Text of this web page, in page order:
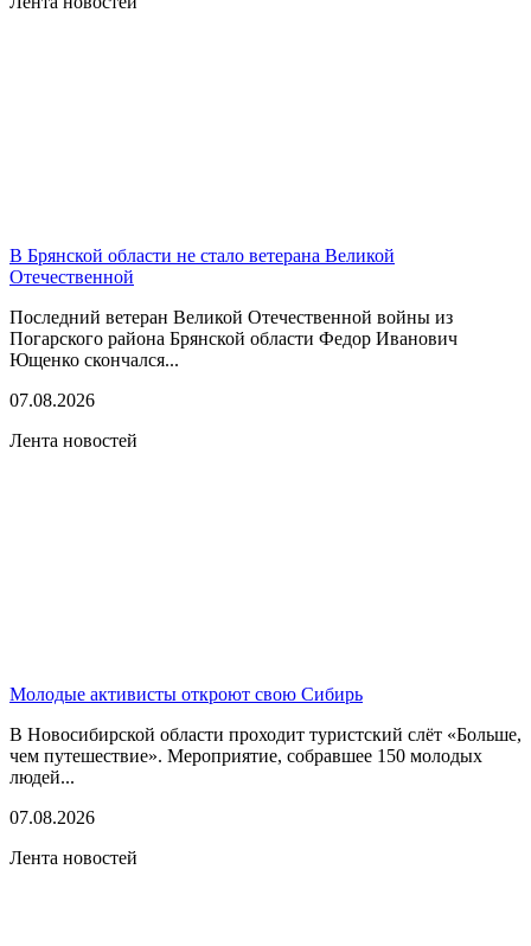
В Брянской области не стало ветерана Великой
Отечественной
Последний ветеран Великой Отечественной войны из
Погарского района Брянской области Федор Иванович
Ющенко скончался...
07.08.2026
Лента новостей
Молодые активисты откроют свою Сибирь
В Новосибирской области проходит туристский слёт «Больше,
чем путешествие». Мероприятие, собравшее 150 молодых
людей...
07.08.2026
Лента новостей